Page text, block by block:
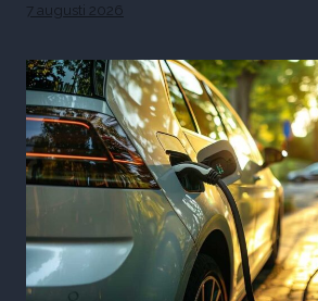
7 augusti 2026